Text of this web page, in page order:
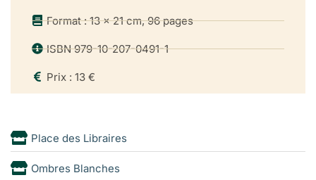
Format : 13 x 21 cm, 96 pages
ISBN 979-10-207-0491-1
Prix : 13 €
Place des Libraires
Ombres Blanches